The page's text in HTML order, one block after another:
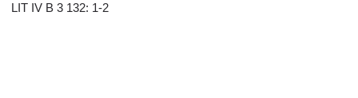
LIT IV B 3 132: 1-2